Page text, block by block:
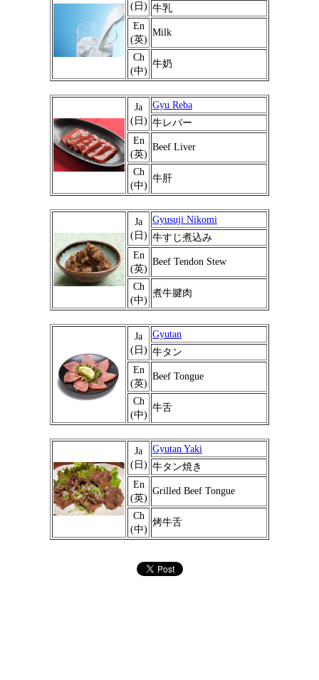
(日) 牛乳
En
(英)
Milk
Ch
(中)
牛奶
Ja
(日)
Gyu Reba
牛レバー
En
(英)
Beef Liver
Ch
(中)
牛肝
Ja
(日)
Gyusuji Nikomi
牛すじ煮込み
En
(英)
Beef Tendon Stew
Ch
(中)
煮牛腱肉
Ja
(日)
Gyutan
牛タン
En
(英)
Beef Tongue
Ch
(中)
牛舌
Ja
(日)
Gyutan Yaki
牛タン焼き
En
(英)
Grilled Beef Tongue
Ch
(中)
烤牛舌